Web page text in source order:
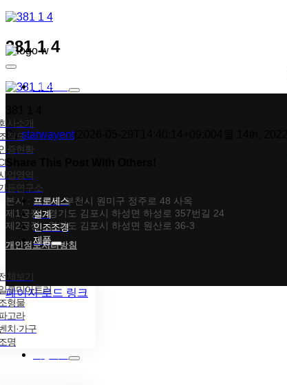
콘텐츠로
Toggle
Navigation회사소개
사소개
직도
증현황
업영역
든연구소
프로세스
설계
인조조경
제품
체보기
루미아트리
형물
고라
치·가구
명
381 1 4
Bystarwayent|
Facebook
X
Tumblr
Pinterest
이메일
본사 : 경기도 부천시 원미구 정주로 48 사옥
제1공장 : 경기도 김포시 하성면 하성로 357번길 24
제2공장 : 경기도 김포시 하성면 원산로 36-3
개인정보처리방침
페이지 로드 링크